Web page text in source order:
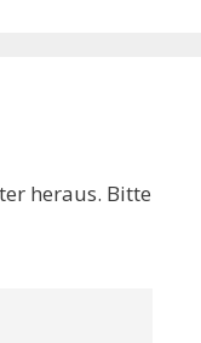
heraus. Bitte